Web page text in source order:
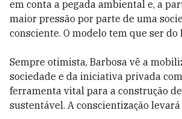
em conta a pegada ambiental e, a
maior pressão por parte de uma
consciente. O modelo tem que ser do
Sempre otimista, Barbosa vê a
sociedade e da iniciativa privada
ferramenta vital para a construção
sustentável. A conscientização levará